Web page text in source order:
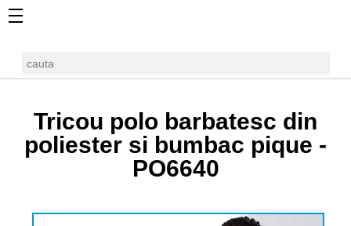
Tricou polo barbatesc din
poliester si bumbac pique -
PO6640